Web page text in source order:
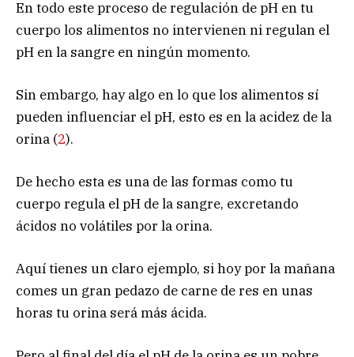
En todo este proceso de regulación de pH en tu
cuerpo los alimentos no intervienen ni regulan el
pH en la sangre en ningún momento.
Sin embargo, hay algo en lo que los alimentos sí
pueden influenciar el pH, esto es en la acidez de la
orina (2).
De hecho esta es una de las formas como tu
cuerpo regula el pH de la sangre, excretando
ácidos no volátiles por la orina.
Aquí tienes un claro ejemplo, si hoy por la mañana
comes un gran pedazo de carne de res en unas
horas tu orina será más ácida.